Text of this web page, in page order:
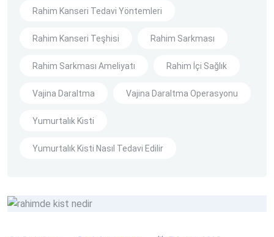
Rahim Kanseri Tedavi Yöntemleri
Rahim Kanseri Teşhisi Rahim Sarkması
Rahim Sarkması Ameliyatı Rahim İçi Sağlık
Vajina Daraltma Vajina Daraltma Operasyonu
Yumurtalık Kisti
Yumurtalık Kisti Nasıl Tedavi Edilir